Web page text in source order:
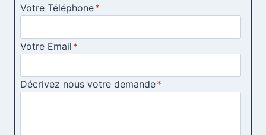
Votre Téléphone*
Votre Email *
Décrivez nous votre demande*